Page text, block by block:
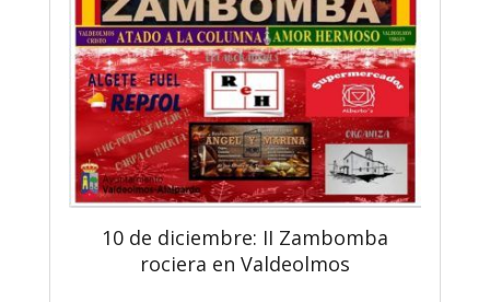
10 de diciembre: II Zambomba
rociera en Valdeolmos